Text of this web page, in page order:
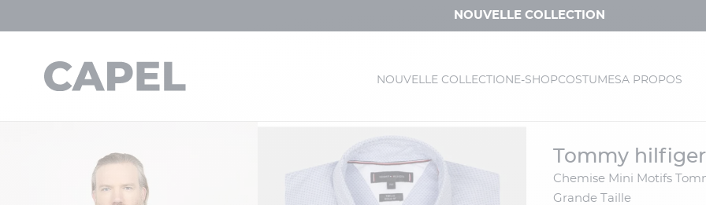
NOUVELLE COLLECTION
NOUVELLE COLLECTION E-SHOPCOSTUMESA PROPOS
tommy hilfiger
Chemise Mini Motifs Tommy Hilfiger
Grande Taille